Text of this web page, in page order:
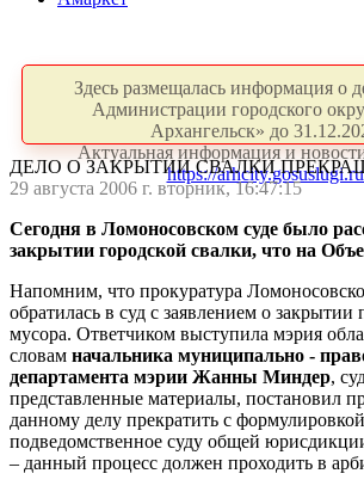
Здесь размещалась информация о
Администрации городского
Архангельск» до
Актуальная информация и
https://
ДЕЛО О ЗАКРЫТИИ СВАЛКИ
29 августа 2006 г. вторник, 16:47:15
Сегодня в Ломоносовском суде было
закрытии городской свалки, что на
Напомним, что прокуратура
обратилась в суд с заявлением о закрытии
мусора. Ответчиком выступила мэрия
словам начальника муниципально -
департамента мэрии Жанны Миндер,
представленные материалы, постановил
данному делу прекратить с
подведомственное суду общей
– данный процесс должен проходить в